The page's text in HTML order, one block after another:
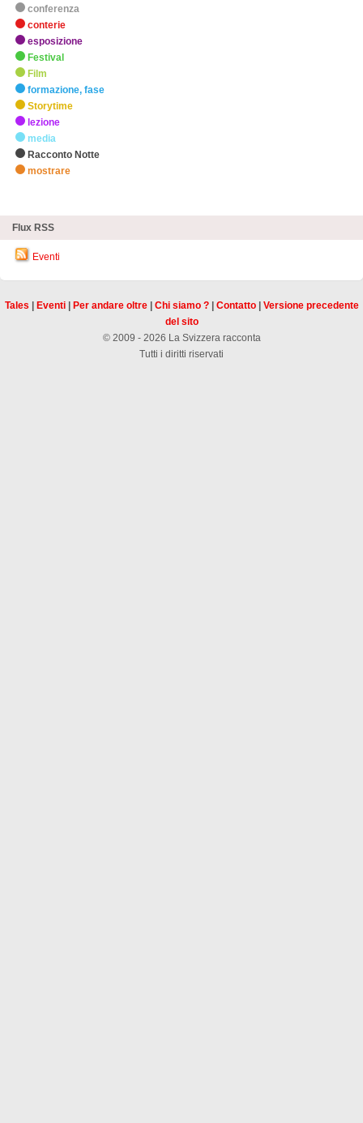
conferenza
conterie
esposizione
Festival
Film
formazione, fase
Storytime
lezione
media
Racconto Notte
mostrare
Flux RSS
Eventi
Tales Eventi| Per andare oltre| Chi siamo ?| Contatto| Versione precedente
del sito
© 2009 - 2026 La Svizzera racconta
Tutti i diritti riservati